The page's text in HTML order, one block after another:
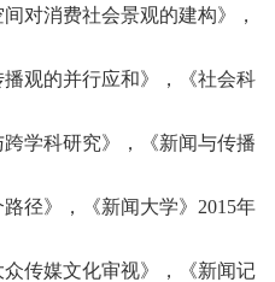
对消费社会景观的建构》，
播观的并行应和》，《社会科
跨学科研究》，《新闻与传播
径》，《新闻大学》 2015年
众传媒文化审视》，《新闻记